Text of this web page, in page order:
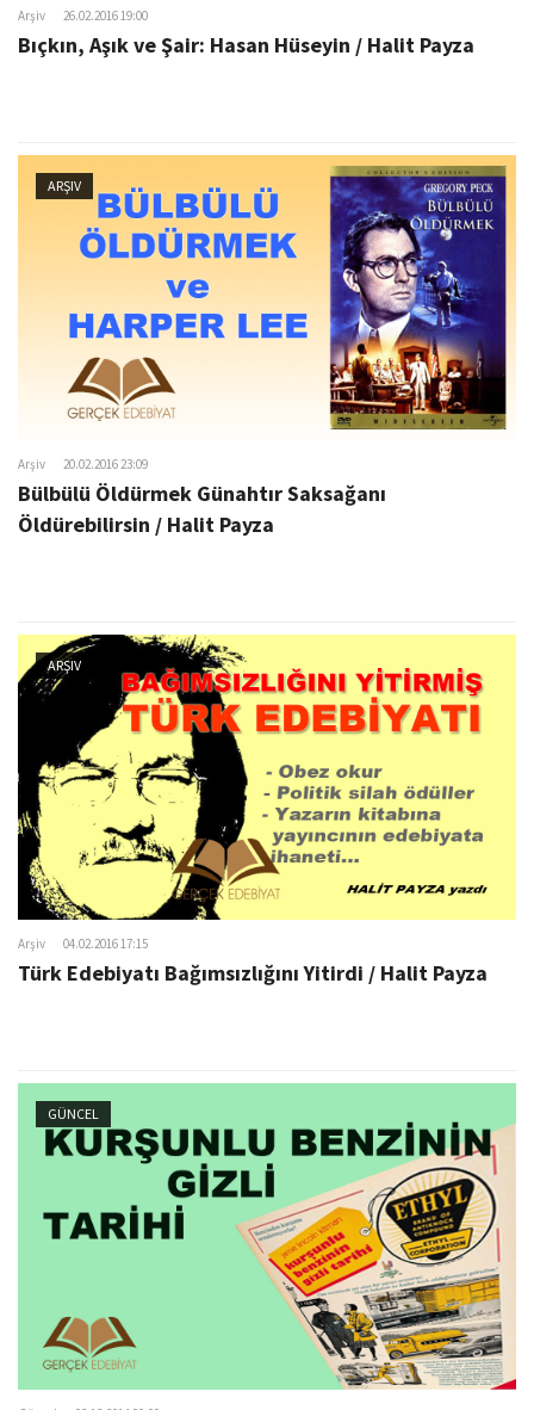
Arşiv 26.02.2016 19:00
Bıçkın, Aşık ve Şair: Hasan Hüseyin / Halit Payza
ARŞIV
Arşiv 20.02.2016 23:09
Bülbülü Öldürmek Günahtır Saksağanı
Öldürebilirsin / Halit Payza
ARŞIV
Arşiv 04.02.2016 17:15
Türk Edebiyatı Bağımsızlığını Yitirdi / Halit Payza
GÜNCEL